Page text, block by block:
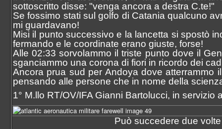
sottoscritto disse: "venga ancora a destra C.te!"
Se fossimo stati sul golfo di Catania qualcuno
mi guardavano!
Misi il punto successivo e la lancetta si spostò
fermando e le coordinate erano giuste, forse!
Alle 02:33 sorvolammo il triste punto dove il
sganciammo una corona di fiori in ricordo dei
Ancora prua sud per Andoya dove atterrammo
pensando alle persone che in nome della
1° M.llo RT/OV/IFA Gianni Bartolucci, in servizio
Può succedere due